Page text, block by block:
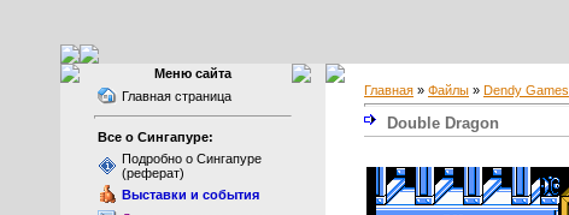
Меню сайта
Главная страница
Все о Сингапуре:
Подробно о Сингапуре
(реферат)
Выставки и события
Главная » Файлы » Dendy Games
Double Dragon